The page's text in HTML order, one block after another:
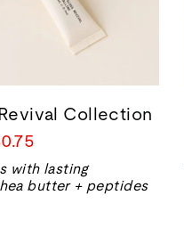
Collection
with lasting
butter + peptides